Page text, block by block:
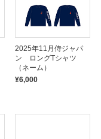
2025年11月侍ジャパ
ン ロングTシャツ
（ネーム）
¥6,000